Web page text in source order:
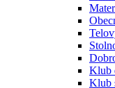
Klub
Klub